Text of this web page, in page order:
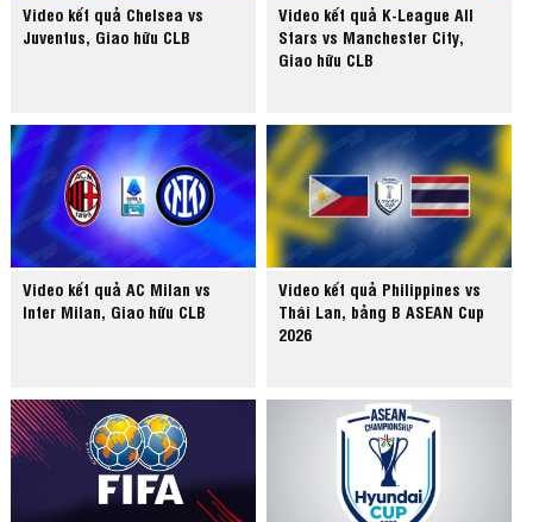
Video kết quả Chelsea vs
Juventus, Giao hữu CLB
Video kết quả K-League All
Stars vs Manchester City,
Giao hữu CLB
Video kết quả AC Milan vs
Inter Milan, Giao hữu CLB
Video kết quả Philippines vs
Thái Lan, bảng B ASEAN Cup
2026